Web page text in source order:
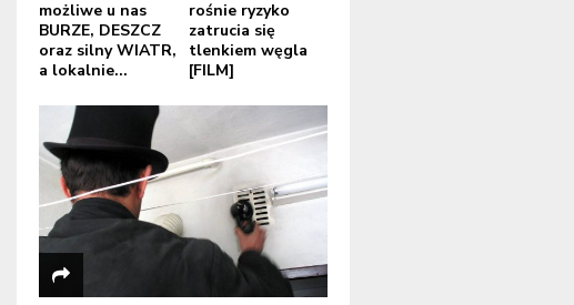
możliwe u nas
BURZE, DESZCZ
oraz silny WIATR,
a lokalnie...
rośnie ryzyko
zatrucia się
tlenkiem węgla
[FILM]